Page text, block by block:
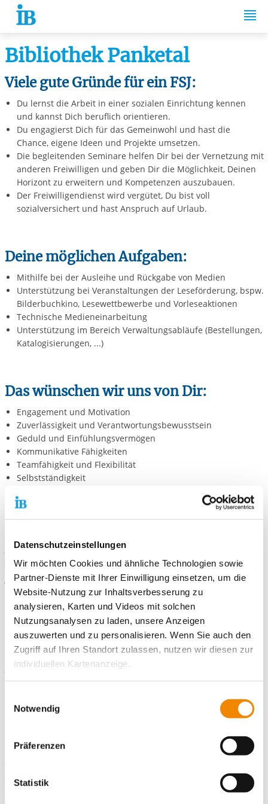
Datenschutzeinstellungen
Wir möchten Cookies und ähnliche Technologien sowie
Partner-Dienste mit Ihrer Einwilligung einsetzen, um die
Website-Nutzung zur Inhaltsverbesserung zu
analysieren, Karten und Videos mit solchen
Nutzungsanalysen zu laden, unsere Anzeigen
auszuwerten und zu personalisieren. Wenn Sie auch den
Zugriff auf Ihren Standort zulassen, nutzen wir diesen zur
individuellen Kartenanzeige.
unsere Partner Daten wie Ihre IP-Adresse und
verarbeiten diese zusammen mit Daten von anderen
Websites. Die Partner erkennen mitunter auch, wenn Sie
zum Website-Besuch verschiedene Geräte verwenden,
kann die Datenübertragung in Drittländer (insb. die USA)
nicht ausgeschlossen werden. Dort ist kein der EU
Notwendig
Präferenzen
Statistik
Springe zum Inhalt
Bibliothek Panketal
Viele gute Gründe für ein FSJ:
Du lernst die Arbeit in einer sozialen Einrichtung kennen
und kannst Dich beruflich orientieren.
Du engagierst Dich für das Gemeinwohl und hast die
Chance, eigene Ideen und Projekte umsetzen.
Die begleitenden Seminare helfen Dir bei der Vernetzung mit
anderen Freiwilligen und geben Dir die Möglichkeit, Deinen
Horizont zu erweitern und Kompetenzen auszubauen.
Der Freiwilligendienst wird vergütet, Du bist voll
sozialversichert und hast Anspruch auf Urlaub.
Deine möglichen Aufgaben:
Mithilfe bei der Ausleihe und Rückgabe von Medien
Unterstützung bei Veranstaltungen der Leseförderung, bspw.
Bilderbuchkino, Lesewettbewerbe und Vorleseaktionen
Technische Medieneinarbeitung
Unterstützung im Bereich Verwaltungsabläufe (Bestellungen,
Katalogisierungen, ...)
Das wünschen wir uns von Dir:
Engagement und Motivation
Zuverlässigkeit und Verantwortungsbewusstsein
Geduld und Einfühlungsvermögen
Kommunikative Fähigkeiten
Teamfähigkeit und Flexibilität
Selbstständigkeit
Informiere Dich aufwww.ib-berlin.de/fwd-bbnound sende
neuenhagen@ib.de. Du kannst auch gern unseren
Bewerbungsbogennutzen.
Wir freuen uns auf Deine Bewerbung!
Kontaktiere uns!
E-Mail schreiben
Standort
15366 Neuenhagen bei Berlin
E-Mail an Freiwilligendienste Region Brandenburg Nordost